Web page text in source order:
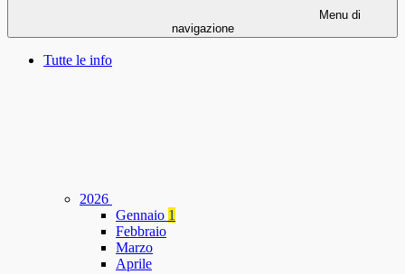
Menu di
navigazione
Tutte le info
2026
Gennaio 1
Febbraio
Marzo
Aprile